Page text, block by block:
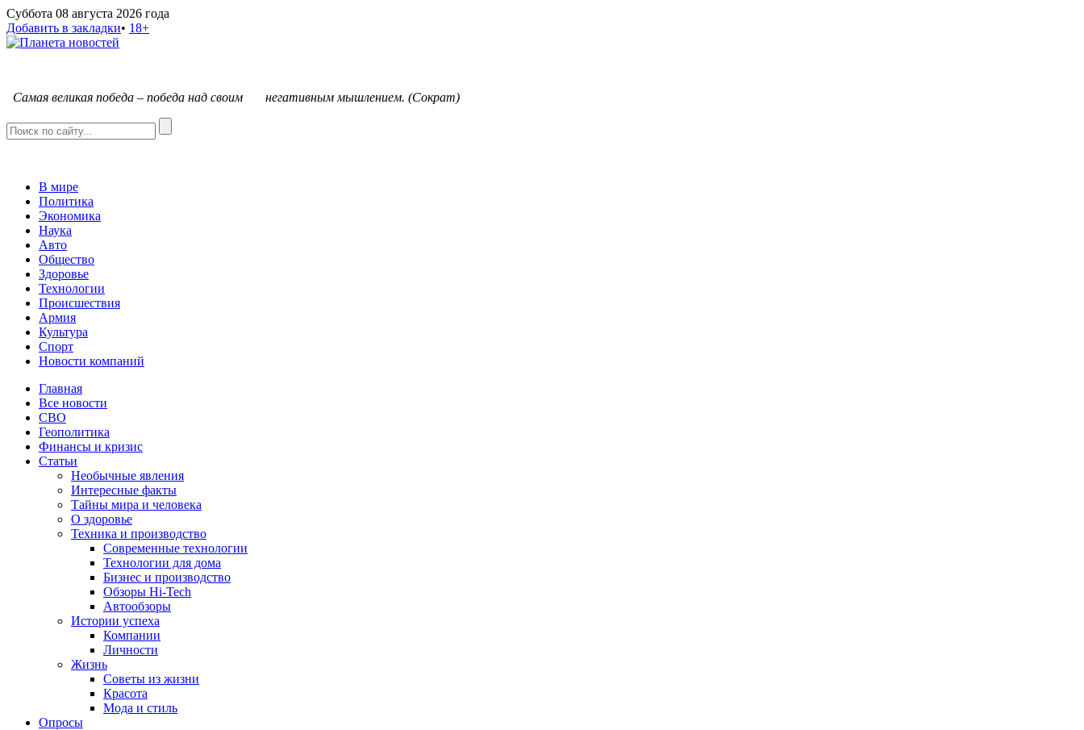
Суббота 08 августа 2026 года
Добавить в закладки• 18+
Самая великая победа – победа над своим негативным мышлением. (Сократ)
В мире
Политика
Экономика
Наука
Авто
Общество
Здоровье
Технологии
Происшествия
Армия
Культура
Спорт
Новости компаний
Главная
Все новости
СВО
Геополитика
Финансы и кризис
Статьи
Необычные явления
Интересные факты
Тайны мира и человека
О здоровье
Техника и производство
Современные технологии
Технологии для дома
Бизнес и производство
Обзоры Hi-Tech
Автообзоры
Истории успеха
Компании
Личности
Жизнь
Советы из жизни
Красота
Мода и стиль
Опросы